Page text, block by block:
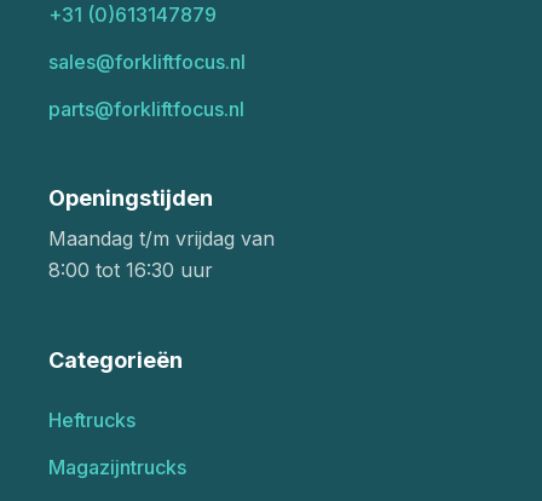
+31 (0)613147879
sales@forkliftfocus.nl
parts@forkliftfocus.nl
Openingstijden
Maandag t/m vrijdag van
8:00 tot 16:30 uur
Categorieën
Heftrucks
Magazijntrucks